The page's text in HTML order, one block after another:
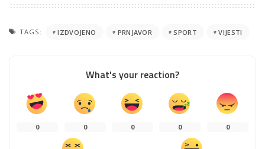
TAGS: IZDVOJENO PRNJAVOR SPORT VIJESTI
What's your reaction?
0 0 0 0 0